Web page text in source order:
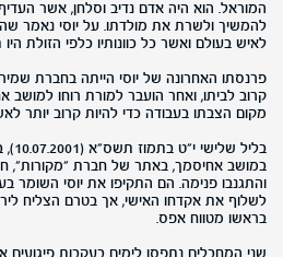
המוראל. הוא היה אדם נדיב וסלחן, אשר העדיף
להמשיך ולשרת את מולדתו. על יוסי נאמר
לאיש בעולם ואשר כל כוונותיו כלפי הזולת היו
פרנסתו האחרונה של יוסי הייתה בחברת
קרוב לביתו, ואחר הועבר למורת רוחו למושב
מקום הצבתו בעבודה כדי להיות קרוב יותר
במושב אחיסמך, באתר של חברת "מקורות",
והתגנבו פנימה. הם התקיפו את יוסי השומר
לשלוף את אקדחו האישי, אך בטרם הצליח
בראשו מטווח אפס.
שני המחבלים נתפסו לימים בעקבות פיגועים